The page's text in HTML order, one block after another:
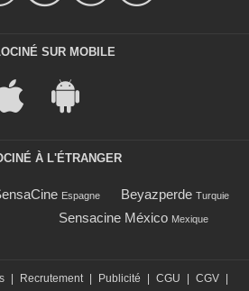
SUR MOBILE
À L'ÉTRANGER
Espagne Beyazperde Turquie
Sensacine México Mexique
| Recrutement | Publicité | CGU | CGV |